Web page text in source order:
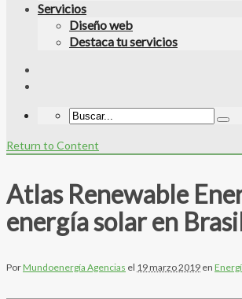
Servicios
Diseño web
Destaca tu servicios
Return to Content
Atlas Renewable
energía solar en
PorMundoenergía Agencias el 19 marzo 2019 en